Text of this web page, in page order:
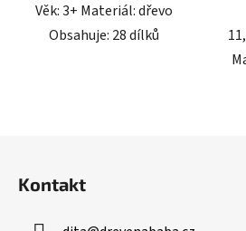
Věk: 3+ Materiál: dřevo
Obsahuje: 28 dílků
Kontakt